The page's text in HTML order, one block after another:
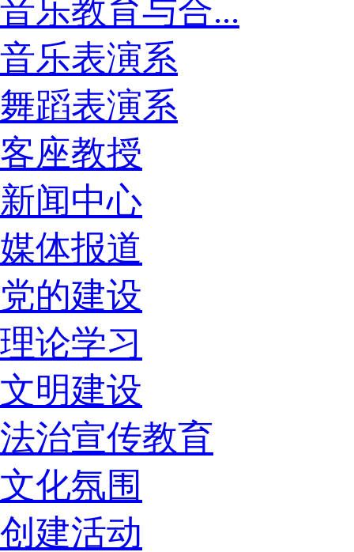
音乐教育与合...
音乐表演系
舞蹈表演系
客座教授
新闻中心
媒体报道
党的建设
理论学习
文明建设
法治宣传教育
文化氛围
创建活动